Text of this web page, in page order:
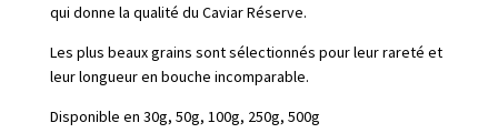
qui donne la qualité du Caviar Réserve.
Les plus beaux grains sont sélectionnés pour leur rareté et
leur longueur en bouche incomparable.
Disponible en 30g, 50g, 100g, 250g, 500g